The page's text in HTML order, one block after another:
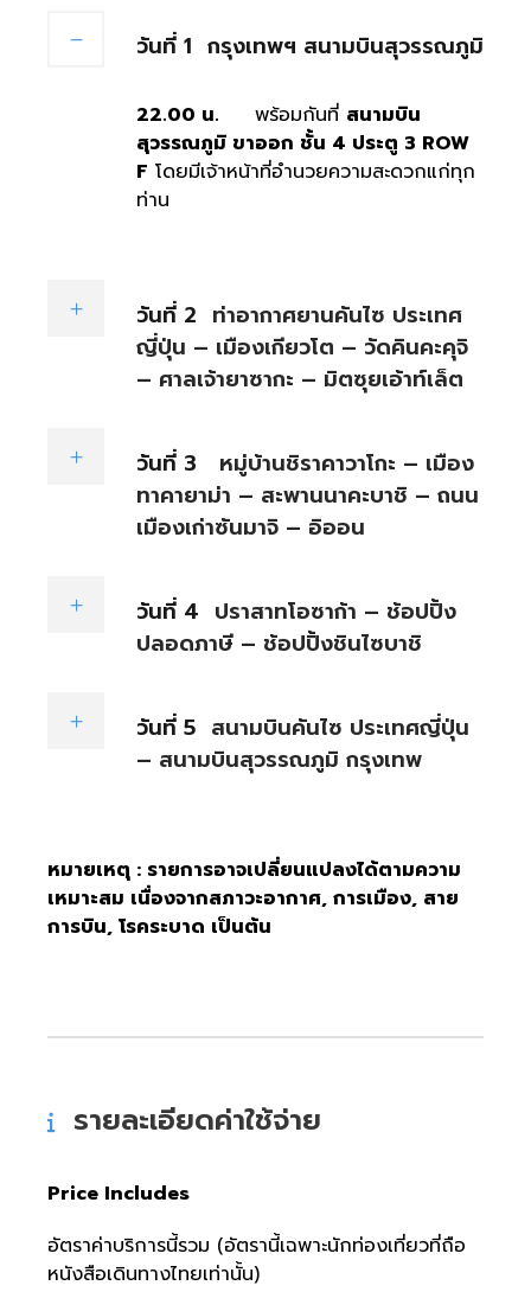
วันที่ 1 กรุงเทพฯ สนามบินสุวรรณภูมิ
22.00 น. พร้อมกันที่ สนามบิน
สุวรรณภูมิ ขาออก ชั้น 4 ประตู 3 ROW
F โดยมีเจ้าหน้าที่อำนวยความสะดวกแก่ทุก
ท่าน
วันที่ 2 ท่าอากาศยานคันไซ ประเทศ
ญี่ปุ่น – เมืองเกียวโต – วัดคินคะคุจิ
– ศาลเจ้ายาซากะ – มิตซุยเอ้าท์เล็ต
วันที่ 3
หมู่บ้านชิราคาวาโกะ – เมือง
ทาคายาม่า – สะพานนาคะบาชิ – ถนน
เมืองเก่าซันมาจิ – อิออน
วันที่ 4 ปราสาทโอซาก้า – ช้อปปิ้ง
ปลอดภาษี – ช้อปปิ้งชินไซบาชิ
วันที่ 5 สนามบินคันไซ ประเทศญี่ปุ่น
– สนามบินสุวรรณภูมิ กรุงเทพ
หมายเหตุ : รายการอาจเปลี่ยนแปลงได้ตามความ
เหมาะสม เนื่องจากสภาวะอากาศ, การเมือง, สาย
การบิน, โรคระบาด เป็นต้น
รายละเอียดค่าใช้จ่าย
Price Includes
อัตราค่าบริการนี้รวม (อัตรานี้เฉพาะนักท่องเที่ยวที่ถือ
หนังสือเดินทางไทยเท่านั้น)